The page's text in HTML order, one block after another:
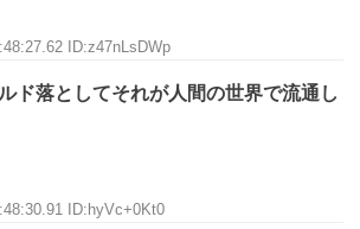
ID:z47nLsDWp
ド落としてそれが人間の世界で流通し
ID:hyVc+0Kt0